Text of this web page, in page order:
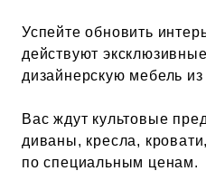
Успейте обновить
действуют
дизайнерскую мебель
Вас ждут культовые
диваны, кресла,
по специальным ценам.